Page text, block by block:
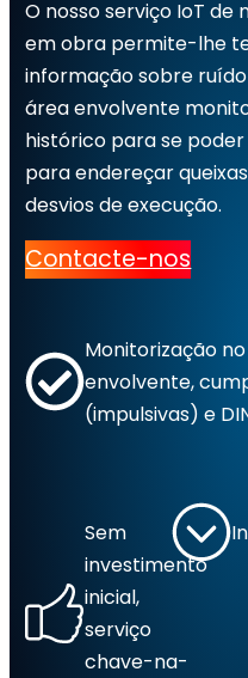
O nosso serviço IoT
em obra permite-lhe
informação sobre
área envolvente
histórico para se
para endereçar
desvios de execução.
Contacte-nos
Monitorização
envolvente,
(impulsivas) e
Sem
investimento
inicial,
serviço
chave-na-